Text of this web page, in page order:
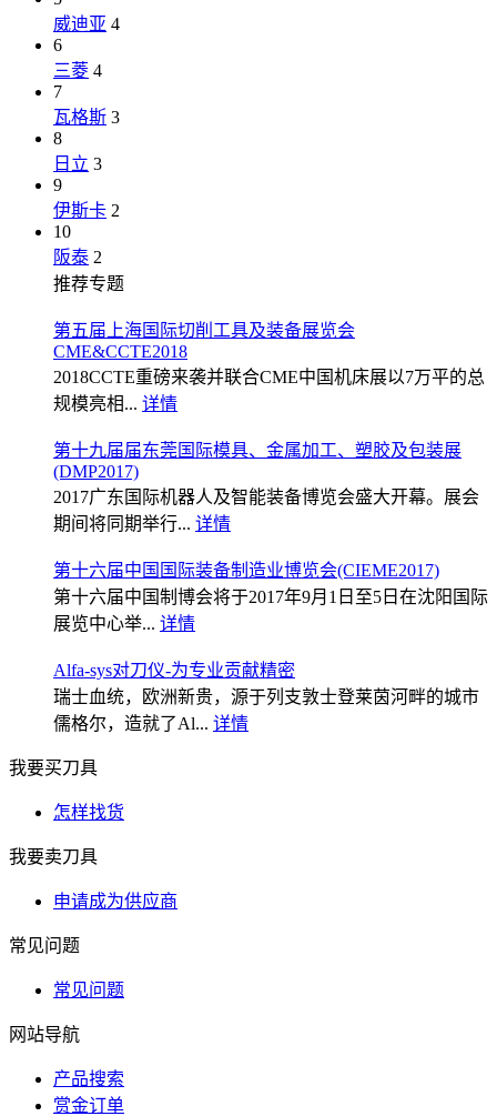
威迪亚 4
6
三菱 4
7
瓦格斯 3
8
日立 3
9
伊斯卡 2
10
阪泰 2
推荐专题
第五届上海国际切削工具及装备展览会
CME&CCTE2018
2018CCTE重磅来袭并联合CME中国机床展以7万平的总
规模亮相... 详情
第十九届届东莞国际模具、金属加工、塑胶及包装展
(DMP2017)
2017广东国际机器人及智能装备博览会盛大开幕。展会
期间将同期举行... 详情
第十六届中国国际装备制造业博览会(CIEME2017)
第十六届中国制博会将于2017年9月1日至5日在沈阳国际
展览中心举... 详情
Alfa-sys对刀仪-为专业贡献精密
瑞士血统，欧洲新贵，源于列支敦士登莱茵河畔的城市
儒格尔，造就了Al... 详情
我要买刀具
怎样找货
我要卖刀具
申请成为供应商
常见问题
常见问题
网站导航
产品搜索
赏金订单